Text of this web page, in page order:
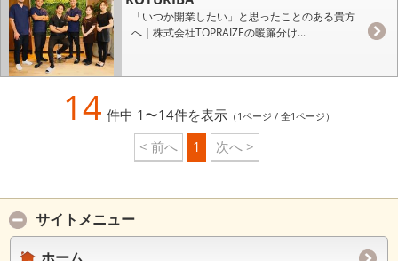
「いつか開業したい」と思ったことのある貴方
へ｜株式会社TOPRAIZEの暖簾分け...
14 件中 1〜14件を表示 （1ページ / 全1ページ）
< 前へ 1 次へ >
サイトメニュー